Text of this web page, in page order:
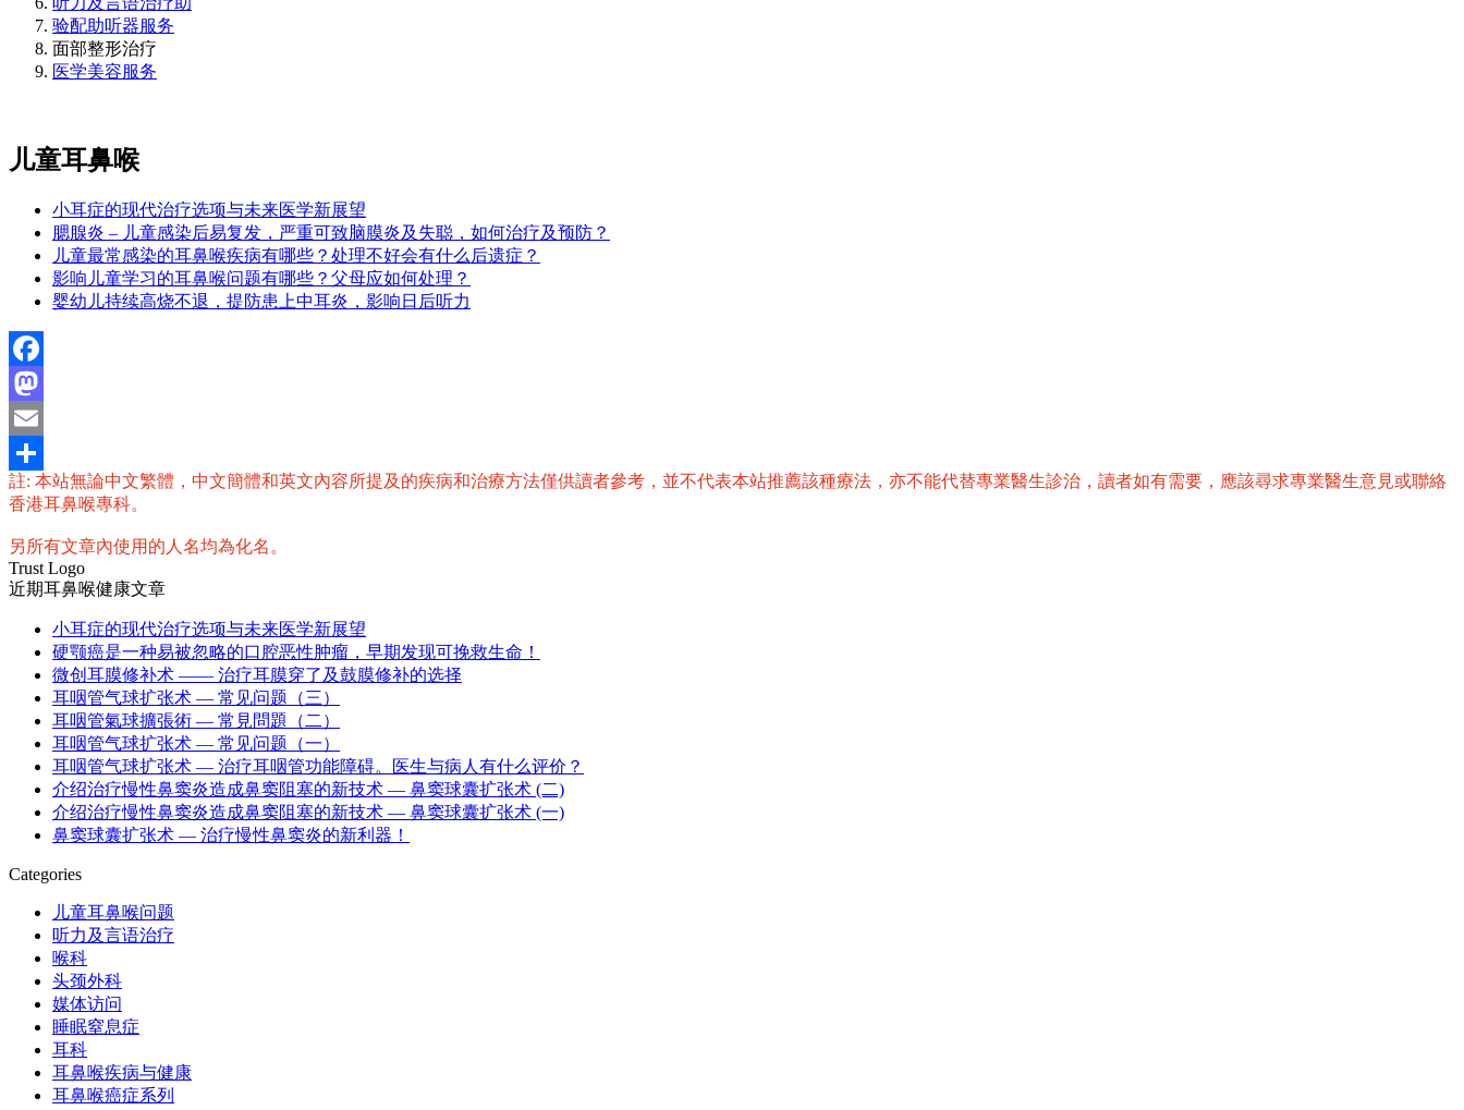
验配助听器服务
面部整形治疗
医学美容服务
儿童耳鼻喉
小耳症的现代治疗选项与未来医学新展望
腮腺炎 – 儿童感染后易复发，严重可致脑膜炎及失聪，如何治疗及预防？
儿童最常感染的耳鼻喉疾病有哪些？处理不好会有什么后遗症？
影响儿童学习的耳鼻喉问题有哪些？父母应如何处理？
婴幼儿持续高烧不退，提防患上中耳炎，影响日后听力
Facebook
Mastodon
Email
分
註: 本站無論中文繁體，中文簡體和英文內容所提及的疾病和治療方法僅供讀者參考，並不代表本站推薦該種療法，亦不能代替專業醫生診治，讀者如有需要，應該尋求專業醫生意見或聯絡
香港耳鼻喉專科。
另所有文章內使用的人名均為化名。
Trust Logo
近期耳鼻喉健康文章
小耳症的现代治疗选项与未来医学新展望
硬颚癌是一种易被忽略的口腔恶性肿瘤，早期发现可挽救生命！
微创耳膜修补术 —— 治疗耳膜穿了及鼓膜修补的选择
耳咽管气球扩张术 — 常见问题（三）
耳咽管氣球擴張術 — 常見問題（二）
耳咽管气球扩张术 — 常见问题（一）
耳咽管气球扩张术 — 治疗耳咽管功能障碍。医生与病人有什么评价？
介绍治疗慢性鼻窦炎造成鼻窦阻塞的新技术 — 鼻窦球囊扩张术 (二)
介绍治疗慢性鼻窦炎造成鼻窦阻塞的新技术 — 鼻窦球囊扩张术 (一)
鼻窦球囊扩张术 — 治疗慢性鼻窦炎的新利器！
Categories
儿童耳鼻喉问题
听力及言语治疗
喉科
头颈外科
媒体访问
睡眠窒息症
耳科
耳鼻喉疾病与健康
耳鼻喉癌症系列